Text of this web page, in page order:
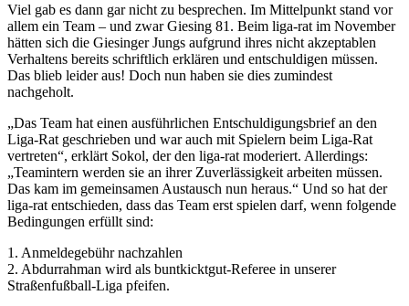
Viel gab es dann gar nicht zu besprechen. Im Mittelpunkt stand vor
allem ein Team – und zwar Giesing 81. Beim liga-rat im November
hätten sich die Giesinger Jungs aufgrund ihres nicht akzeptablen
Verhaltens bereits schriftlich erklären und entschuldigen müssen.
Das blieb leider aus! Doch nun haben sie dies zumindest
nachgeholt.
„Das Team hat einen ausführlichen Entschuldigungsbrief an den
Liga-Rat geschrieben und war auch mit Spielern beim Liga-Rat
vertreten“, erklärt Sokol, der den liga-rat moderiert. Allerdings:
„Teamintern werden sie an ihrer Zuverlässigkeit arbeiten müssen.
Das kam im gemeinsamen Austausch nun heraus.“ Und so hat der
liga-rat entschieden, dass das Team erst spielen darf, wenn folgende
Bedingungen erfüllt sind:
1. Anmeldegebühr nachzahlen
2. Abdurrahman wird als buntkicktgut-Referee in unserer
Straßenfußball-Liga pfeifen.